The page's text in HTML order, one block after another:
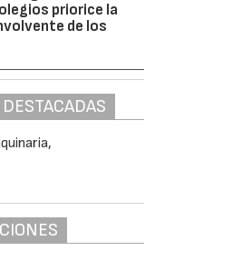
priorice la
de los